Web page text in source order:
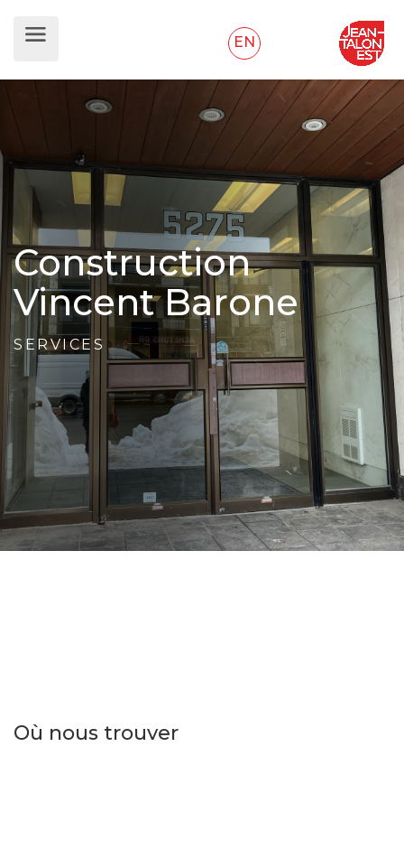
EN
Construction
Vincent Barone
SERVICES
Où nous trouver